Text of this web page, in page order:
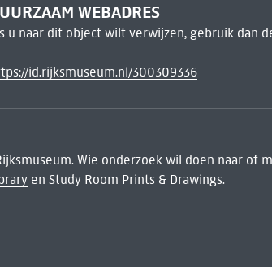
WEBADRES
u naar dit object wilt verwijzen, gebruik dan
id.rijksmuseum.nl/300309336
Wie onderzoek wil doen naar of
en Study Room Prints & Drawings.